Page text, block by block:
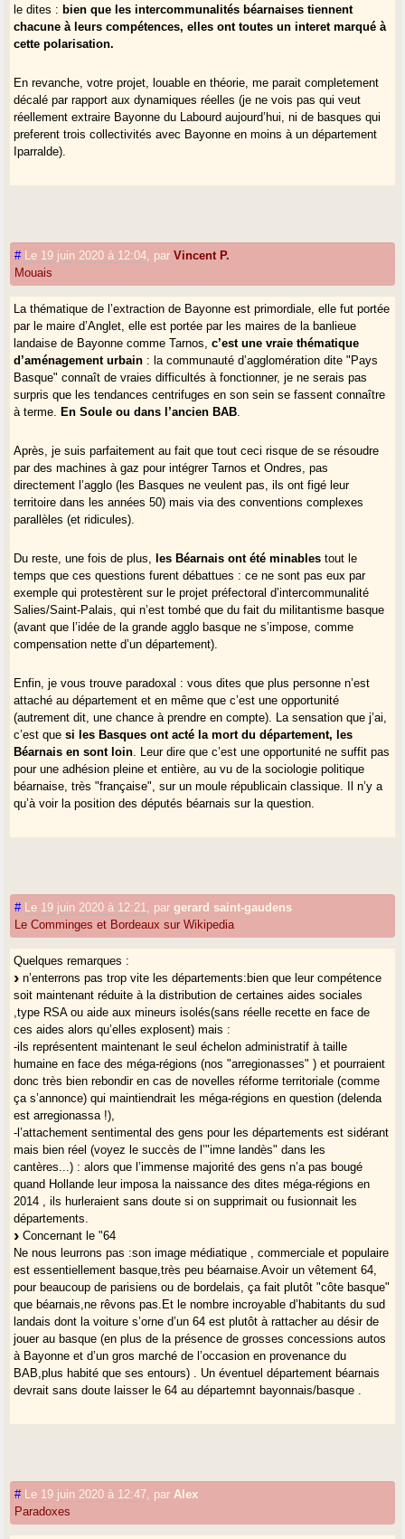
le dites : bien que les intercommunalités béarnaises tiennent
chacune à leurs compétences, elles ont toutes un interet marqué à
cette polarisation.
En revanche, votre projet, louable en théorie, me parait completement
décalé par rapport aux dynamiques réelles (je ne vois pas qui veut
réellement extraire Bayonne du Labourd aujourd’hui, ni de basques qui
preferent trois collectivités avec Bayonne en moins à un département
Iparralde).
# Le 19 juin 2020 à 12:04 parVincent P.
Mouais
La thématique de l’extraction de Bayonne est primordiale, elle fut portée
par le maire d’Anglet, elle est portée par les maires de la banlieue
landaise de Bayonne comme Tarnos,c’est une vraie thématique
d’aménagement urbain : la communauté d’agglomération dite "Pays
Basque" connaît de vraies difficultés à fonctionner, je ne serais pas
surpris que les tendances centrifuges en son sein se fassent connaître
à terme.
En Soule ou dans l’ancien BAB
Après, je suis parfaitement au fait que tout ceci risque de se résoudre
par des machines à gaz pour intégrer Tarnos et Ondres, pas
directement l’agglo (les Basques ne veulent pas, ils ont figé leur
territoire dans les années 50) mais via des conventions complexes
parallèles (et ridicules).
Du reste, une fois de plus, les Béarnais ont été minables tout le
temps que ces questions furent débattues : ce ne sont pas eux par
exemple qui protestèrent sur le projet préfectoral d’intercommunalité
Salies/Saint-Palais, qui n’est tombé que du fait du militantisme basque
(avant que l’idée de la grande agglo basque ne s’impose, comme
compensation nette d’un département).
Enfin, je vous trouve paradoxal : vous dites que plus personne n’est
attaché au département et en même que c’est une opportunité
(autrement dit, une chance à prendre en compte). La sensation que j’ai,
c’est quesi les Basques ont acté la mort du département, les
Béarnais en sont loin . Leur dire que c’est une opportunité ne suffit pas
pour une adhésion pleine et entière, au vu de la sociologie politique
béarnaise, très "française", sur un moule républicain classique. Il n’y a
qu’à voir la position des députés béarnais sur la question.
# Le 19 juin 2020 à 12:21 pargerard saint-gaudens
Le Comminges et Bordeaux sur Wikipedia
Quelques remarques :
n’enterrons pas trop vite les départements:bien que leur compétence
soit maintenant réduite à la distribution de certaines aides sociales
,type RSA ou aide aux mineurs isolés(sans réelle recette en face de
ces aides alors qu’elles explosent) mais :
-ils représentent maintenant le seul échelon administratif à taille
humaine en face des méga-régions (nos "arregionasses" ) et pourraient
donc très bien rebondir en cas de novelles réforme territoriale (comme
ça s’annonce) qui maintiendrait les méga-régions en question (delenda
est arregionassa !),
-l’attachement sentimental des gens pour les départements est sidérant
mais bien réel (voyez le succès de l’"imne landès" dans les
cantères...) : alors que l’immense majorité des gens n’a pas bougé
quand Hollande leur imposa la naissance des dites méga-régions en
2014 , ils hurleraient sans doute si on supprimait ou fusionnait les
départements.
Concernant le "64
Ne nous leurrons pas :son image médiatique , commerciale et populaire
est essentiellement basque,très peu béarnaise.Avoir un vêtement 64,
pour beaucoup de parisiens ou de bordelais, ça fait plutôt "côte basque"
que béarnais,ne rêvons pas.Et le nombre incroyable d’habitants du sud
landais dont la voiture s’orne d’un 64 est plutôt à rattacher au désir de
jouer au basque (en plus de la présence de grosses concessions autos
à Bayonne et d’un gros marché de l’occasion en provenance du
BAB,plus habité que ses entours) . Un éventuel département béarnais
devrait sans doute laisser le 64 au départemnt bayonnais/basque .
# Le 19 juin 2020 à 12:47 par Alex
Paradoxes